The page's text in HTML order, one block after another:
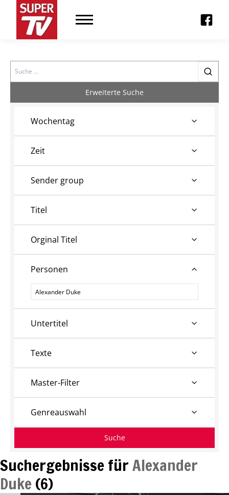
Search
Suchergebnisse fürAlexander
Duke(6)
Erweiterte Suche
Wochentag
Zeit
Sender group
Titel
Orginal Titel
Personen
Personen
Untertitel
Texte
Master-Filter
Genreauswahl
Suche